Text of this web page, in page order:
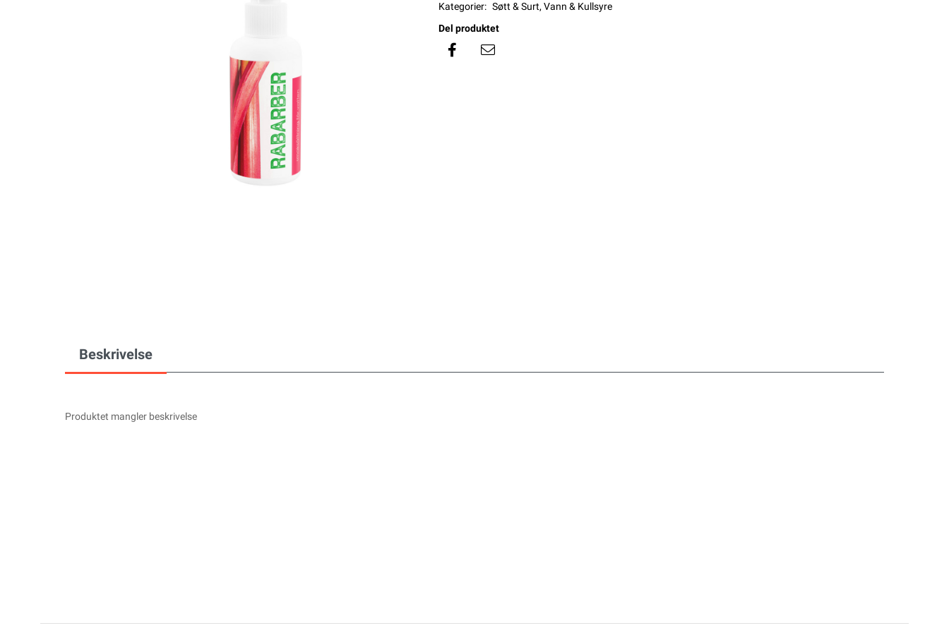
Kategorier: Søtt & Surt, Vann & Kullsyre
Del produktet
Beskrivelse
Produktet mangler beskrivelse